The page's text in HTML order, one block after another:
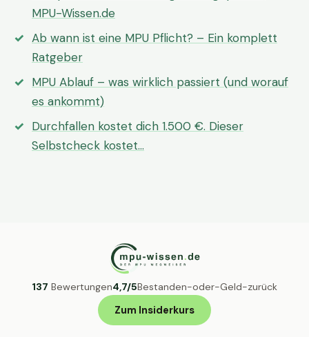
MPU-Wissen.de
Ab wann ist eine MPU Pflicht? – Ein komplett
Ratgeber
MPU Ablauf – was wirklich passiert (und worauf
es ankommt)
Durchfallen kostet dich 1.500 €. Dieser
Selbstcheck kostet…
137 Bewertungen4,7/5Bestanden-oder-Geld-zurück
Zum Insiderkurs